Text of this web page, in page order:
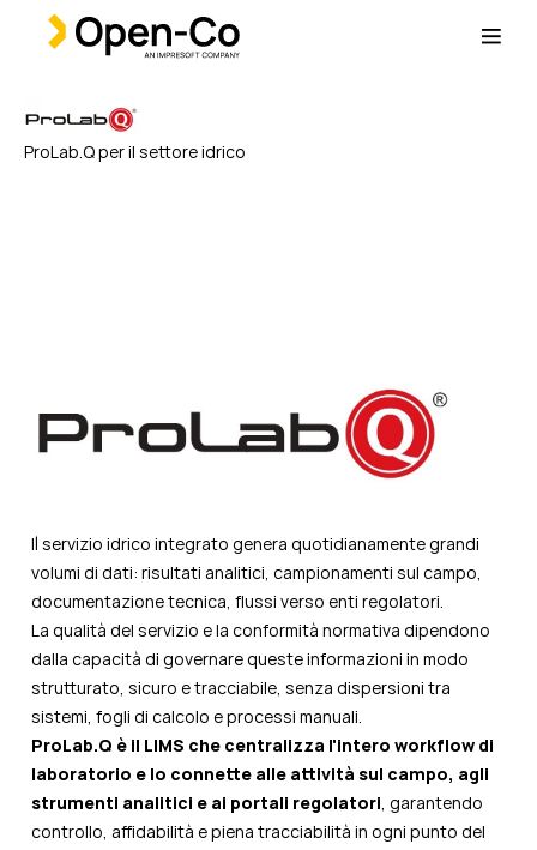
ProLab.Q per il settore idrico
Il servizio idrico integrato genera quotidianamente grandi
volumi di dati: risultati analitici, campionamenti sul campo,
documentazione tecnica, flussi verso enti regolatori.
La qualità del servizio e la conformità normativa dipendono
dalla capacità di governare queste informazioni in modo
strutturato, sicuro e tracciabile, senza dispersioni tra
sistemi, fogli di calcolo e processi manuali.
ProLab.Q è il LIMS che centralizza l'intero workflow di
laboratorio e lo connette alle attività sul campo, agli
strumenti analitici e ai portali regolatori, garantendo
controllo, affidabilità e piena tracciabilità in ogni punto del